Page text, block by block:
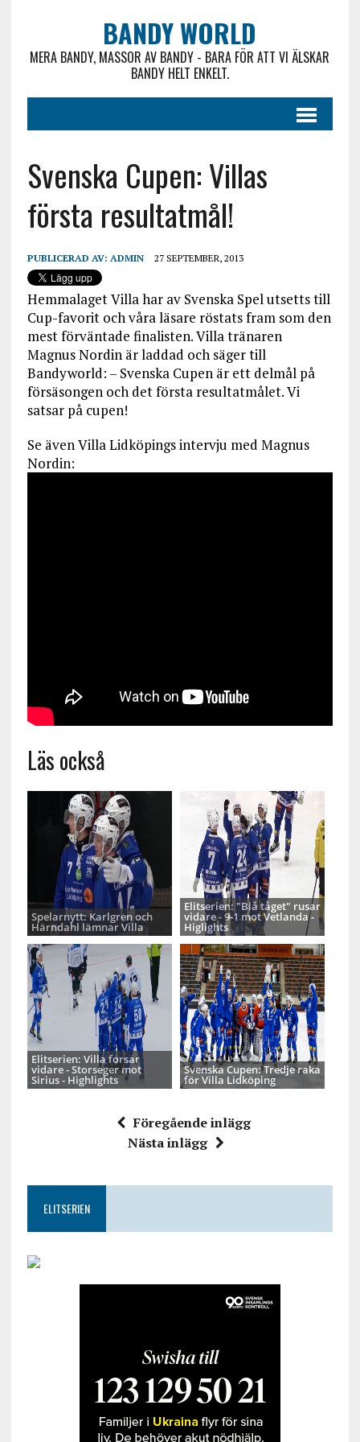
BANDY WORLD
MERA BANDY, MASSOR AV BANDY - BARA FÖR ATT VI ÄLSKAR
BANDY HELT ENKELT.
Svenska Cupen: Villas
första resultatmål!
PUBLICERAD AV: ADMIN 27 SEPTEMBER, 2013
Hemmalaget Villa har av Svenska Spel utsetts till
Cup-favorit och våra läsare röstats fram som den
mest förväntade finalisten. Villa tränaren
Magnus Nordin är laddad och säger till
Bandyworld: – Svenska Cupen är ett delmål på
försäsongen och det första resultatmålet. Vi
satsar på cupen!
Se även Villa Lidköpings intervju med Magnus
Nordin:
Läs också
Spelarnytt: Karlgren och
Härndahl lämnar Villa
Elitserien: "Blå tåget" rusar
vidare - 9-1 mot Vetlanda -
Higlights
Elitserien: Villa forsar
vidare - Storseger mot
Sirius - Highlights
Svenska Cupen: Tredje raka
för Villa Lidköping
Föregående inlägg
Nästa inlägg
ELITSERIEN